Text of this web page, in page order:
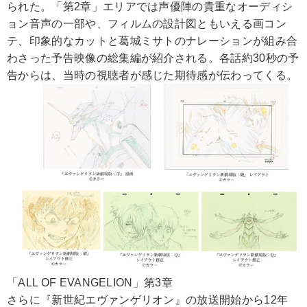
られた。「第2章」エリアでは声優陣の貴重なオーディシ
ョン音声の一部や、フィルムの設計図ともいえる画コン
テ、印象的なカットと葛城ミサトのナレーションが組み合
わさった予告映像の総集編が紹介される。各話約30秒の予
告からは、当時の視聴者が感じた期待感が伝わってくる。
「ALL OF EVANGELION」第3章
さらに『新世紀エヴァンゲリオン』の放送開始から12年